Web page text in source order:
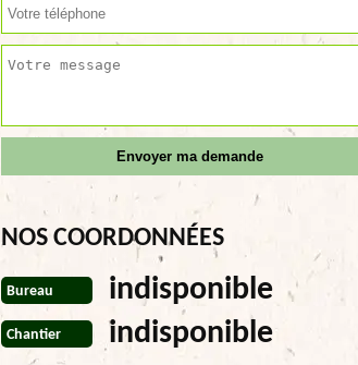
NOS COORDONNÉES
Bureau indisponible
Chantier indisponible